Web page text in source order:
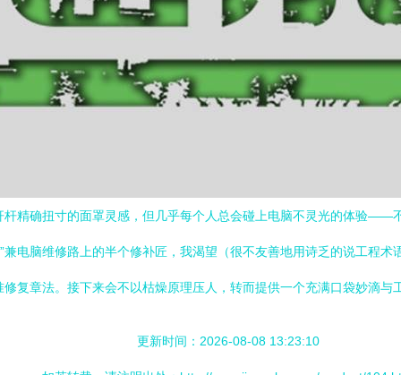
精确扭寸的面罩灵感，但几乎每个人总会碰上电脑不灵光的体验——
电脑维修路上的半个修补匠，我渴望（很不友善地用诗乏的说工程
复章法。接下来会不以枯燥原理压人，转而提供一个充满口袋妙滴与
更新时间：2026-08-08 13:23:10